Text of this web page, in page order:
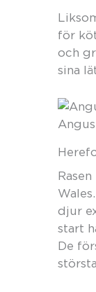
för
och
sina
Angus
djur
start
De